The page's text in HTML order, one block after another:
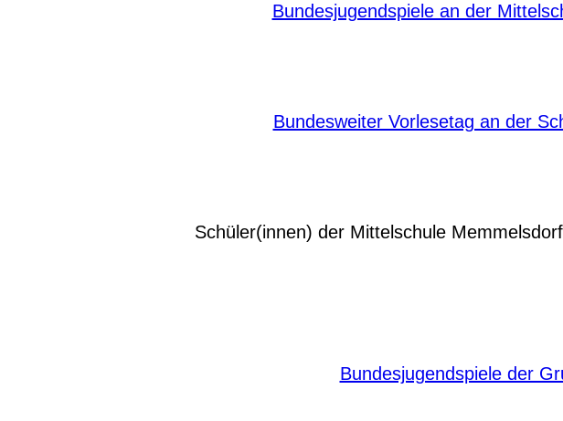
Bundesjugendspiele an der
Bundesweiter Vorlesetag an der
Schüler(innen) der Mittelschule
Bundesjugendspiele der